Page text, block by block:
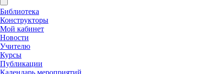
Библиотека
Конструкторы
Мой кабинет
Новости
Учителю
Курсы
Публикации
Календарь мероприятий